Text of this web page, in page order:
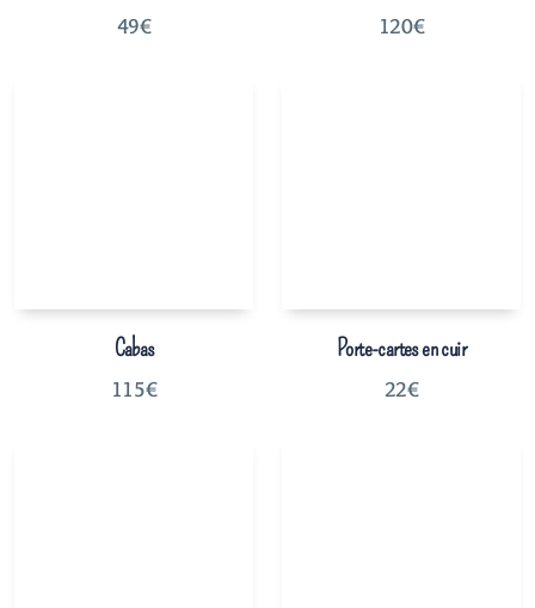
49€ 120€
Cabas
115€
Porte-cartes en cuir
22€